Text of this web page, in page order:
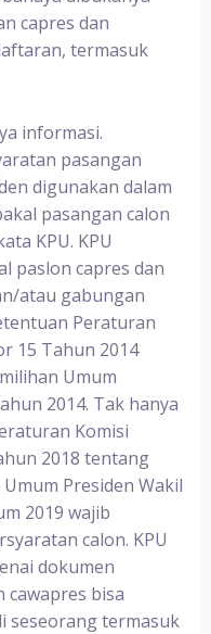
capres dan
termasuk
informasi.
pasangan
digunakan dalam
pasangan calon
KPU. KPU
paslon capres dan
atau gabungan
Peraturan
15 Tahun 2014
Umum
2014. Tak hanya
Komisi
2018 tentang
Presiden Wakil
2019 wajib
calon. KPU
dokumen
cawapres bisa
seseorang termasuk